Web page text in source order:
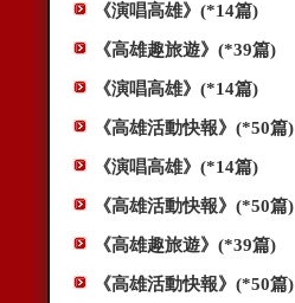
《演唱高雄》(*14篇)
《高雄趣旅遊》(*39篇)
《演唱高雄》(*14篇)
《高雄活動快報》(*50篇)
《演唱高雄》(*14篇)
《高雄活動快報》(*50篇)
《高雄趣旅遊》(*39篇)
《高雄活動快報》(*50篇)